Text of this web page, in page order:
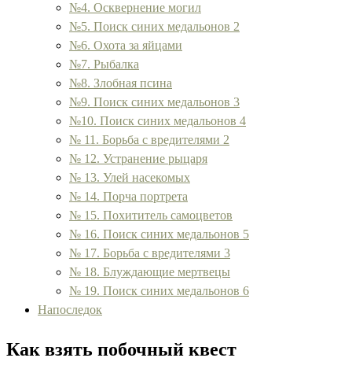
№4. Осквернение могил
№5. Поиск синих медальонов 2
№6. Охота за яйцами
№7. Рыбалка
№8. Злобная псина
№9. Поиск синих медальонов 3
№10. Поиск синих медальонов 4
№ 11. Борьба с вредителями 2
№ 12. Устранение рыцаря
№ 13. Улей насекомых
№ 14. Порча портрета
№ 15. Похититель самоцветов
№ 16. Поиск синих медальонов 5
№ 17. Борьба с вредителями 3
№ 18. Блуждающие мертвецы
№ 19. Поиск синих медальонов 6
Напоследок
Как взять побочный квест